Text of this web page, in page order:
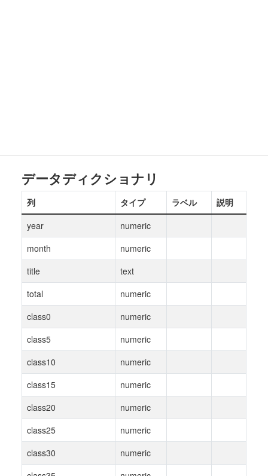
データディクショナリ
列 タイプ ラベル
説明
year
numeric
month
numeric
title
text
total
numeric
class0
numeric
class5
numeric
class10
numeric
class15
numeric
class20
numeric
class25
numeric
class30
numeric